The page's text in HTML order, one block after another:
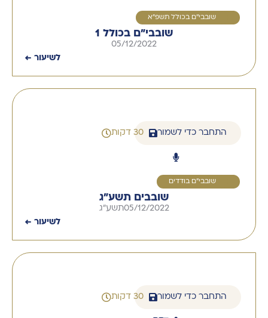
שובבי''ם בכולל תשפ"א
שובבי"ם בכולל 1
05/12/2022
לשיעור ←
התחבר כדי לשמור 30 דקות
שובבי"ם בודדים
שובבים תשע"ג
05/12/2022תשע"ג
לשיעור ←
התחבר כדי לשמור 30 דקות